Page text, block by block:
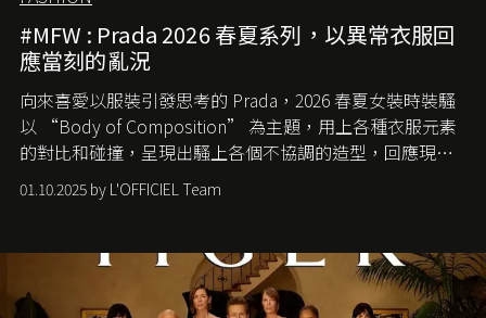
#MFW : Prada 2026 春夏系列，以異常衣服回
應當刻的亂況
向來喜愛以服裝引發思考的 Prada，2026 春夏女裝時裝騷
以 “Body of Composition” 為主題，用上各種衣服元素
的對比和碰撞，呈現出騷上各個不協調的造型，回應現今
社會各種資訊、文化超載的現象。
01.10.2025 by L'OFFICIEL Team